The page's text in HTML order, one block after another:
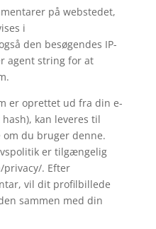
på webstedet,
i
den besøgendes IP-
agent string for at
er oprettet ud fra din e-
kan leveres til
om du bruger denne.
er tilgængelig
. Efter
vil dit profilbillede
sammen med din